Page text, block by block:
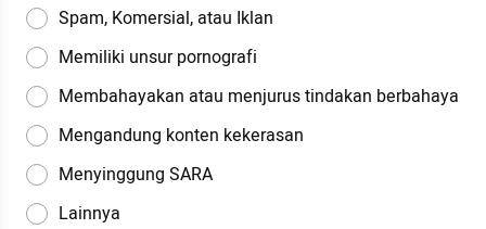
Spam, Komersial, atau Iklan
Memiliki unsur pornografi
Membahayakan atau menjurus tindakan berbahaya
Mengandung konten kekerasan
Menyinggung SARA
Lainnya